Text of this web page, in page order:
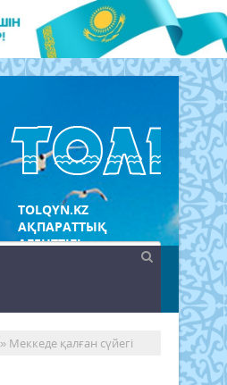
TOLQYN.KZ
АҚПАРАТТЫҚ
АГЕНТТІГІ
» Меккеде қалған сүйегі